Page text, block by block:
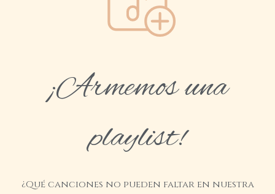
¡Armemos una
playlist!
¿Qué canciones no pueden faltar en nuestra